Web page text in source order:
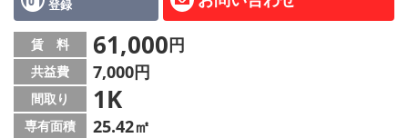
メールでお問い合わせ
登録
賃 料 61,000円
共益費 7,000円
間取り 1K
専有面積 25.42㎡